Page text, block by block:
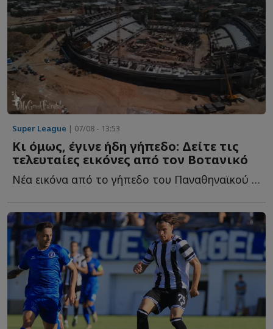
Super League | 07/08 - 13:53
Κι όμως, έγινε ήδη γήπεδο: Δείτε τις
τελευταίες εικόνες από τον Βοτανικό
Νέα εικόνα από το γήπεδο του Παναθηναϊκού και τις εγκαταστάσεις τ...